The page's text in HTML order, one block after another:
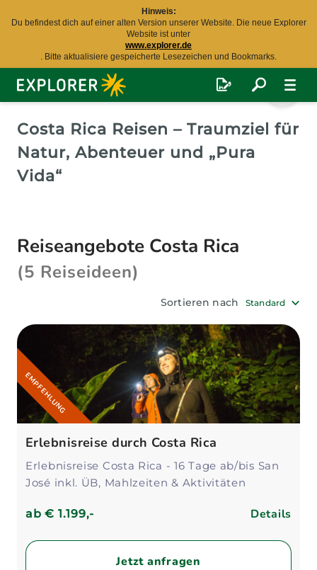
Hinweis:
Du befindest dich auf einer alten Version unserer Website. Die neue Explorer
Website ist unter
www.explorer.de
. Bitte aktualisiere gespeicherte Lesezeichen und Bookmarks.
Explorer
Fernreisen
Costa Rica Reisen – Traumziel für
Natur, Abenteuer und „Pura
Vida“
Reiseangebote Costa Rica
(5 Reiseideen)
Sortieren nach Standard
EMPFEHLUNG
Erlebnisreise durch Costa Rica
Erlebnisreise Costa Rica - 16 Tage ab/bis San
José inkl. ÜB, Mahlzeiten & Aktivitäten
ab€ 1.199,- Details
Jetzt anfragen